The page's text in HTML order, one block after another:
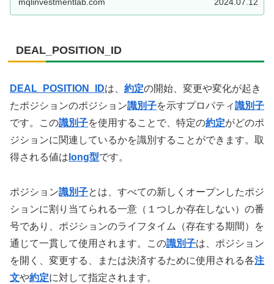
DEAL_POSITION_ID
DEAL_POSITION_IDは、 約定の開始、変更や変化が起き
たポジションのポジション識別子を示すプロパティ識別子
です。この識別子を使用することで、特定の約定がどのポ
ジションに関連しているかを識別することができます。取
得される値は long型です。
ポジション識別子とは、すべての新しくオープンしたポジ
ションに割り当てられる一意（１つしか存在しない）の番
号であり、ポジションのライフタイム（存在する期間）を
通じて一貫して使用されます。この識別子は、ポジション
を開く、変更する、または決済するために使用される各注
文や約定に対して指定されます。